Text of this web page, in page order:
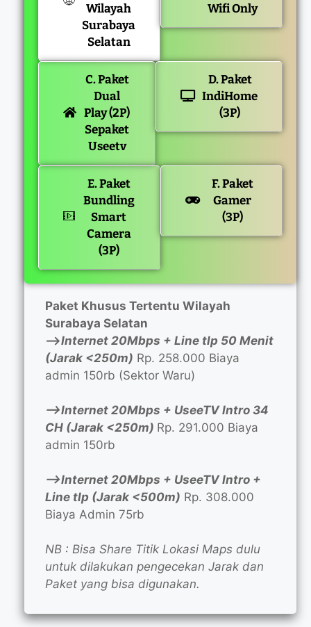
Wilayah
Surabaya
Selatan
Wifi Only
C. Paket
Dual
Play (2P)
Sepaket
Useetv
D. Paket
IndiHome
(3P)
E. Paket
Bundling
Smart
Camera
(3P)
F. Paket
Gamer
(3P)
Paket Khusus Tertentu Wilayah
Surabaya Selatan
—>Internet 20Mbps + Line tlp 50 Menit
(Jarak <250m) Rp. 258.000 Biaya
admin 150rb (Sektor Waru)
—>Internet 20Mbps + UseeTV Intro 34
CH (Jarak <250m) Rp. 291.000 Biaya
admin 150rb
—>Internet 20Mbps + UseeTV Intro +
Line tlp (Jarak <500m) Rp. 308.000
Biaya Admin 75rb
NB : Bisa Share Titik Lokasi Maps dulu
untuk dilakukan pengecekan Jarak dan
Paket yang bisa digunakan.